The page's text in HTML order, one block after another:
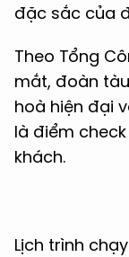
đặc sắc của
Theo Tổng
mắt, đoàn
hoà hiện đại
là điểm
khách.
Lịch trình